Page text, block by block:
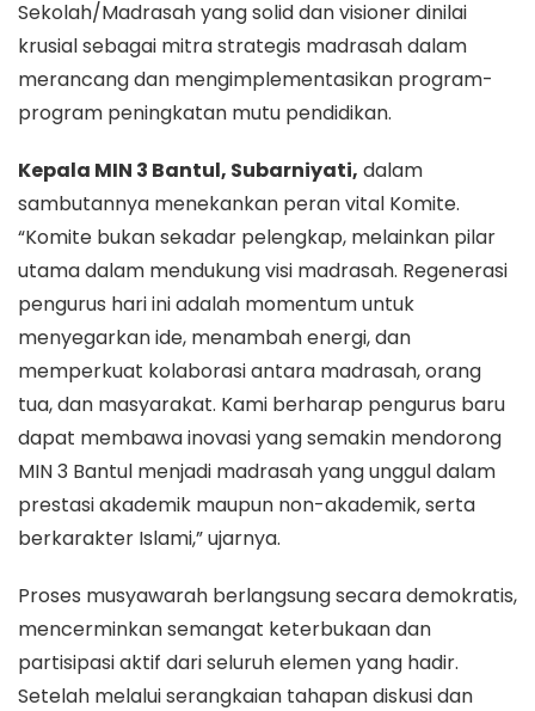
Sekolah/Madrasah yang solid dan visioner dinilai
krusial sebagai mitra strategis madrasah dalam
merancang dan mengimplementasikan program-
program peningkatan mutu pendidikan.
Kepala MIN 3 Bantul, Subarniyati, dalam
sambutannya menekankan peran vital Komite.
“Komite bukan sekadar pelengkap, melainkan pilar
utama dalam mendukung visi madrasah. Regenerasi
pengurus hari ini adalah momentum untuk
menyegarkan ide, menambah energi, dan
memperkuat kolaborasi antara madrasah, orang
tua, dan masyarakat. Kami berharap pengurus baru
dapat membawa inovasi yang semakin mendorong
MIN 3 Bantul menjadi madrasah yang unggul dalam
prestasi akademik maupun non-akademik, serta
berkarakter Islami,” ujarnya.
Proses musyawarah berlangsung secara demokratis,
mencerminkan semangat keterbukaan dan
partisipasi aktif dari seluruh elemen yang hadir.
Setelah melalui serangkaian tahapan diskusi dan